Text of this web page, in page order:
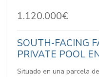
1.120.000€
SOUTH-FACING
PRIVATE POOL
Situado en una parcela